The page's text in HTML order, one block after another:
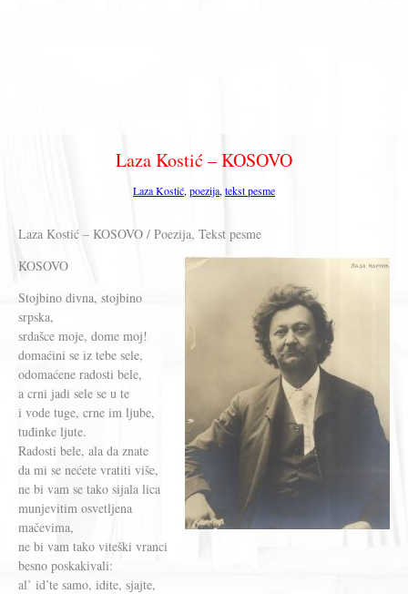
Laza Kostić – KOSOVO
Laza Kostić, poezija, tekst pesme
Laza Kostić – KOSOVO / Poezija, Tekst pesme
KOSOVO
Stojbino divna, stojbino
srpska,
srdašce moje, dome moj!
domaćini se iz tebe sele,
odomaćene radosti bele,
a crni jadi sele se u te
i vode tuge, crne im ljube,
tuđinke ljute.
Radosti bele, ala da znate
da mi se nećete vratiti više,
ne bi vam se tako sijala lica
munjevitim osvetljena
mačevima,
ne bi vam tako viteški vranci
besno poskakivali:
al’ id’te samo, idite, sjajte,